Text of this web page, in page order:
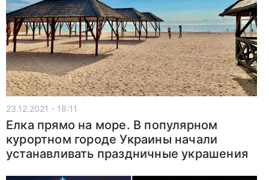
23.12.2021 - 18:11
Елка прямо на море. В популярном
курортном городе Украины начали
устанавливать праздничные украшения